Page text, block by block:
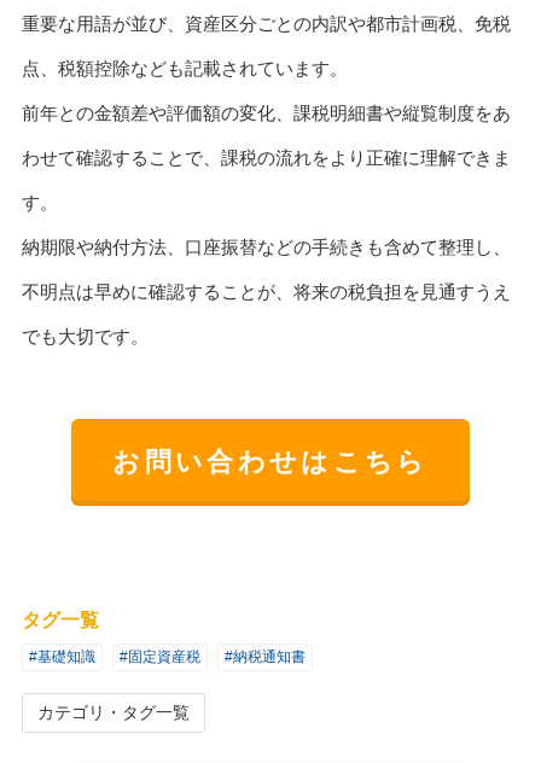
重要な用語が並び、資産区分ごとの内訳や都市計画税、免税
点、税額控除なども記載されています。
前年との金額差や評価額の変化、課税明細書や縦覧制度をあ
わせて確認することで、課税の流れをより正確に理解できま
す。
納期限や納付方法、口座振替などの手続きも含めて整理し、
不明点は早めに確認することが、将来の税負担を見通すうえ
でも大切です。
お問い合わせはこちら
タグ一覧
#基礎知識 #固定資産税 #納税通知書
カテゴリ・タグ一覧